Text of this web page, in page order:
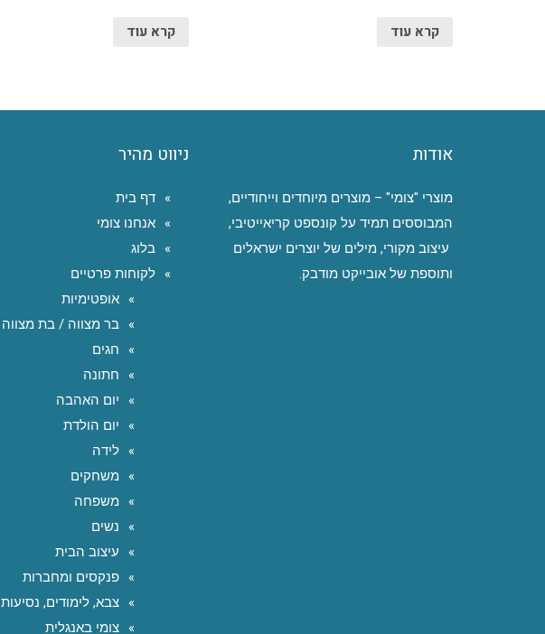
קרא עוד קרא עוד
אודות
מוצרי "צומי" – מוצרים מיוחדים וייחודיים,
המבוססים תמיד על קונספט קריאייטיבי,
עיצוב מקורי, מילים של יוצרים ישראלים
ותוספת של אובייקט מודבק.
ניווט מהיר
דף בית
אנחנו צומי
בלוג
לקוחות פרטיים
אופטימיות
בר מצווה / בת מצווה
חגים
חתונה
יום האהבה
יום הולדת
לידה
משחקים
משפחה
נשים
עיצוב הבית
פנקסים ומחברות
צבא, לימודים, נסיעות
צומי באנגלית